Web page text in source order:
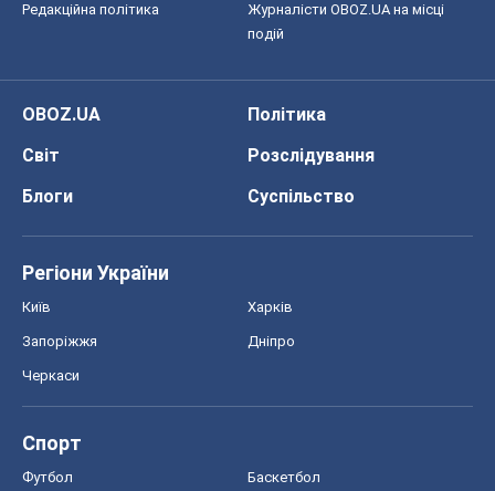
Редакційна політика
Журналісти OBOZ.UA на місці
подій
OBOZ.UA
Політика
Світ
Розслідування
Блоги
Суспільство
Регіони України
Київ Харків
Запоріжжя Дніпро
Черкаси
Спорт
Футбол Баскетбол